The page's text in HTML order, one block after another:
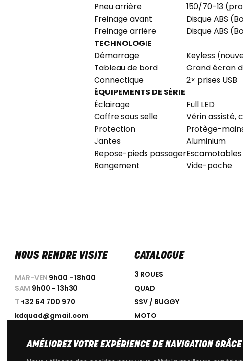
Pneu arrière
150/70-13
Freinage avant
Disque ABS
Freinage arrière
Disque ABS
TECHNOLOGIE
Démarrage
Keyless
Tableau de bord
Grand écran
Connectique
2× prises USB
ÉQUIPEMENTS DE SÉRIE
Éclairage
Full LED
Coffre sous selle
Vérin assisté,
Protection
Protège-
Jantes
Aluminium
Repose-pieds passagerEscamotables
Rangement
Vide-poche
NOUS RENDRE VISITE
MAR-VEN 9h00 - 18h00
SAM 9h00 - 13h30
T +32 64 700 970
kdquad@gmail.com
CATALOGUE
3 ROUES
QUAD
SSV / BUGGY
MOTO
ACCESSOIRES
PROMOTIONS
AMÉLIOREZ VOTRE EXPÉRIENCE DE NAVIGATION